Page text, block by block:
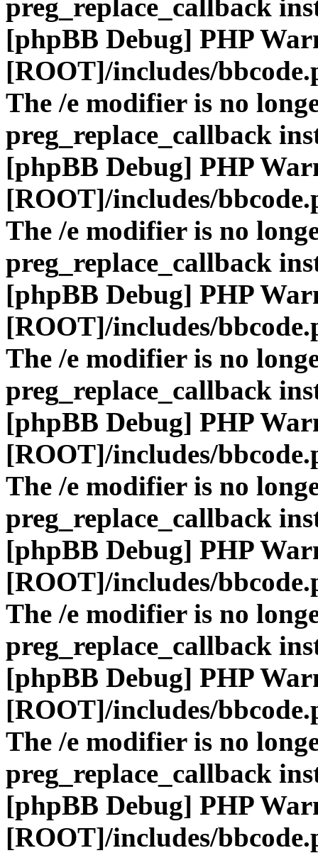
preg_replace_callback
[phpBB Debug] PHP
[ROOT]/includes/
The /e modifier is no
preg_replace_callback
[phpBB Debug] PHP
[ROOT]/includes/
The /e modifier is no
preg_replace_callback
[phpBB Debug] PHP
[ROOT]/includes/
The /e modifier is no
preg_replace_callback
[phpBB Debug] PHP
[ROOT]/includes/
The /e modifier is no
preg_replace_callback
[phpBB Debug] PHP
[ROOT]/includes/
The /e modifier is no
preg_replace_callback
[phpBB Debug] PHP
[ROOT]/includes/
The /e modifier is no
preg_replace_callback
[phpBB Debug] PHP
[ROOT]/includes/